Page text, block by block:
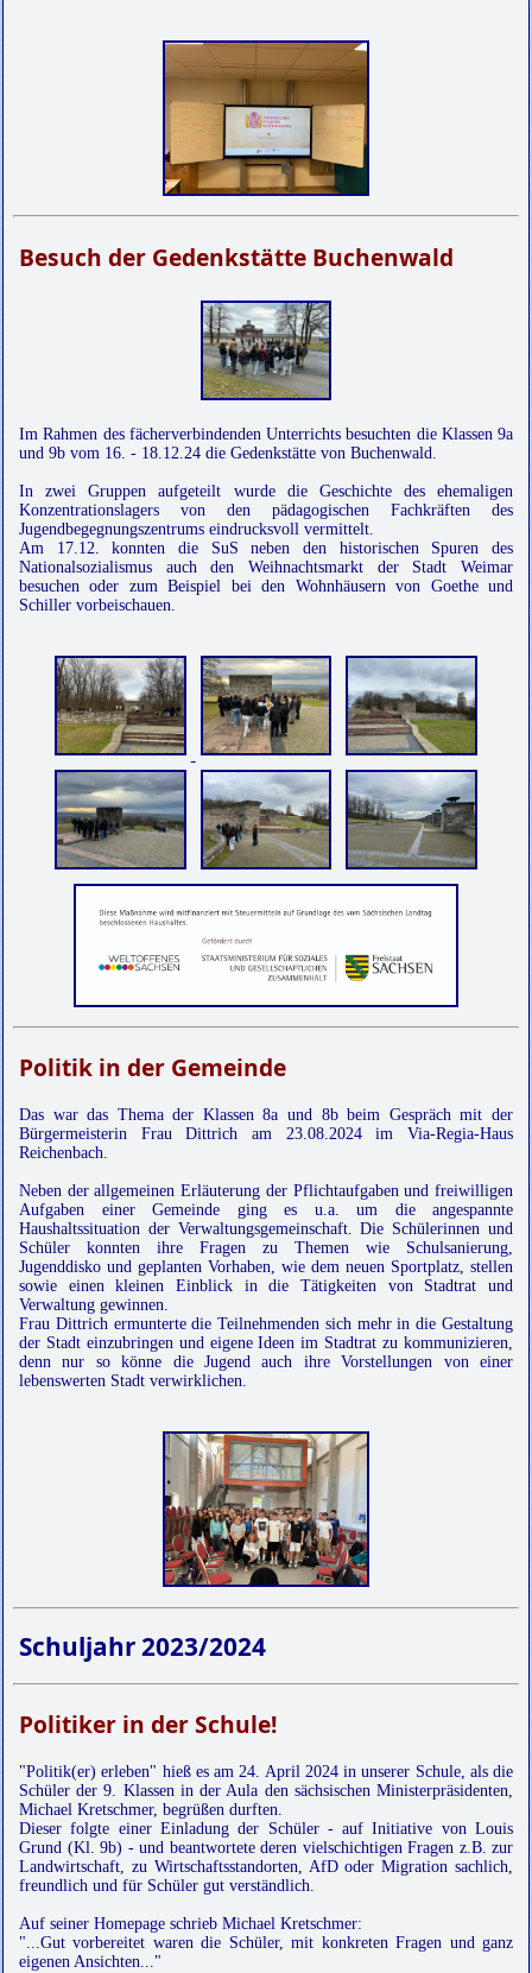
Besuch der Gedenkstätte Buchenwald
Im Rahmen des fächerverbindenden Unterrichts besuchten die Klassen 9a
und 9b vom 16. - 18.12.24 die Gedenkstätte von Buchenwald.
In zwei Gruppen aufgeteilt wurde die Geschichte des ehemaligen
Konzentrationslagers von den pädagogischen Fachkräften des
Jugendbegegnungszentrums eindrucksvoll vermittelt.
Am 17.12. konnten die SuS neben den historischen Spuren des
Nationalsozialismus auch den Weihnachtsmarkt der Stadt Weimar
besuchen oder zum Beispiel bei den Wohnhäusern von Goethe und
Schiller vorbeischauen.
Politik in der Gemeinde
Das war das Thema der Klassen 8a und 8b beim Gespräch mit der
Bürgermeisterin Frau Dittrich am 23.08.2024 im Via-Regia-Haus
Reichenbach.
Neben der allgemeinen Erläuterung der Pflichtaufgaben und freiwilligen
Aufgaben einer Gemeinde ging es u.a. um die angespannte
Haushaltssituation der Verwaltungsgemeinschaft. Die Schülerinnen und
Schüler konnten ihre Fragen zu Themen wie Schulsanierung,
Jugenddisko und geplanten Vorhaben, wie dem neuen Sportplatz, stellen
sowie einen kleinen Einblick in die Tätigkeiten von Stadtrat und
Verwaltung gewinnen.
Frau Dittrich ermunterte die Teilnehmenden sich mehr in die Gestaltung
der Stadt einzubringen und eigene Ideen im Stadtrat zu kommunizieren,
denn nur so könne die Jugend auch ihre Vorstellungen von einer
lebenswerten Stadt verwirklichen.
Schuljahr 2023/2024
Politiker in der Schule!
"Politik(er) erleben" hieß es am 24. April 2024 in unserer Schule, als die
Schüler der 9. Klassen in der Aula den sächsischen Ministerpräsidenten,
Michael Kretschmer, begrüßen durften.
Dieser folgte einer Einladung der Schüler - auf Initiative von Louis
Grund (Kl. 9b) - und beantwortete deren vielschichtigen Fragen z.B. zur
Landwirtschaft, zu Wirtschaftsstandorten, AfD oder Migration sachlich,
freundlich und für Schüler gut verständlich.
Auf seiner Homepage schrieb Michael Kretschmer:
"...Gut vorbereitet waren die Schüler, mit konkreten Fragen und ganz
eigenen Ansichten..."